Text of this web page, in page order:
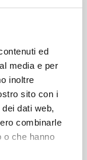
ed
media e per
inoltre
sito con i
dati web,
combinarle
o che hanno
la seguridad y la
de sistemas de
en
casos